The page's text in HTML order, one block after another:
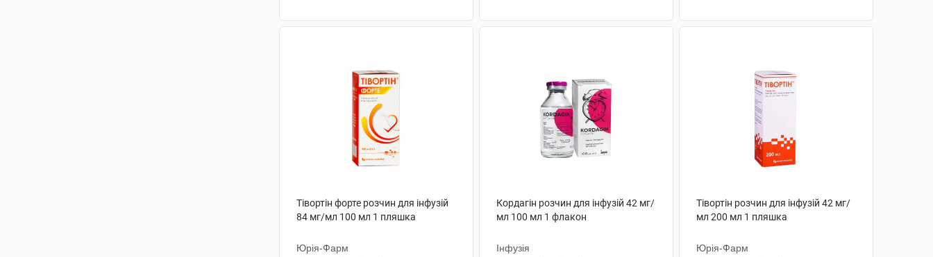
Тівортін форте розчин для інфузій
84 мг/мл 100 мл 1 пляшка
Юрія-Фарм
Кордагін розчин для інфузій 42 мг/
мл 100 мл 1 флакон
Інфузія
Тівортін розчин для інфузій 42 мг/
мл 200 мл 1 пляшка
Юрія-Фарм